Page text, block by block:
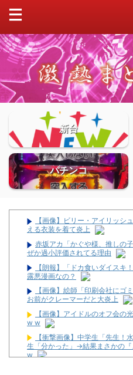
新台
パチンコ
【画像】ビリー・アイリッシ
える衣装を着て炎上
赤坂アカ「かぐや様、推しの
ぜか過小評価されてる理由
【朗報】「ドカ食いダイスキ
露悪漫画なの？
【画像】絵師「印刷会社に
お前がクレーマーだと大炎上
【画像】アイドルのオフ会
w w
【衝撃画像】中学生「先生！
生「分かった」→結果まさかの
w